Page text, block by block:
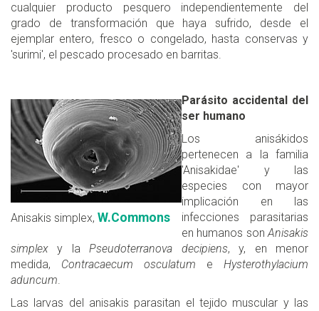
cualquier producto pesquero independientemente del
grado de transformación que haya sufrido, desde el
ejemplar entero, fresco o congelado, hasta conservas y
'surimi', el pescado procesado en barritas.
Anisakis simplex, W.Commons
Parásito accidental del
ser humano
Los anisákidos
pertenecen a la familia
'Anisakidae' y las
especies con mayor
implicación en las
infecciones parasitarias
en humanos sonAnisakis
simplex y laPseudoterranova decipiens, y, en menor
medida, Contracaecum osculatum e Hysterothylacium
aduncum.
Las larvas del anisakis parasitan el tejido muscular y las